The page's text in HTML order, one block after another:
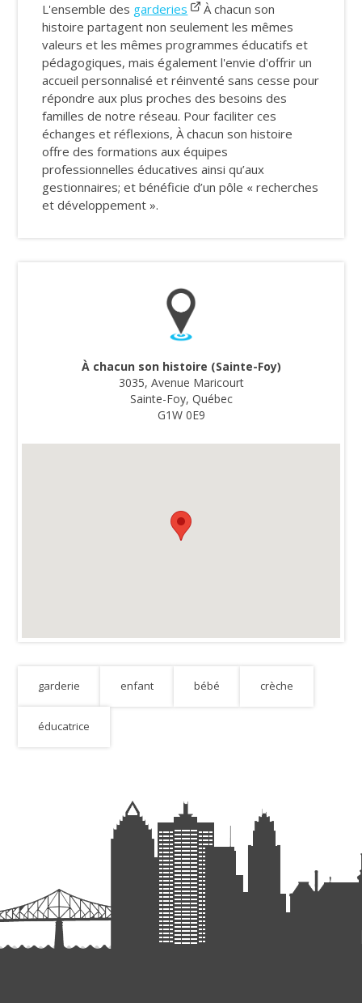
L'ensemble des garderies
À chacun son
histoire partagent non seulement les mêmes
valeurs et les mêmes programmes éducatifs et
pédagogiques, mais également l'envie d'offrir un
accueil personnalisé et réinventé sans cesse pour
répondre aux plus proches des besoins des
familles de notre réseau. Pour faciliter ces
échanges et réflexions, À chacun son histoire
offre des formations aux équipes
professionnelles éducatives ainsi qu’aux
gestionnaires; et bénéficie d’un pôle « recherches
et développement ».
À chacun son histoire (Sainte-Foy)
3035, Avenue Maricourt
Sainte-Foy, Québec
G1W 0E9
garderie enfant bébé crèche
éducatrice